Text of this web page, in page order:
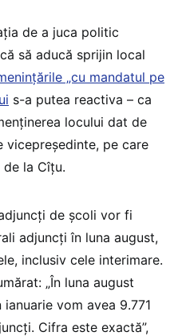
de a juca politic
să aducă sprijin local
„cu mandatul pe
s-a putea reactiva – ca
locului dat de
vicepreședinte, pe care
la Cîțu.
de școli vor fi
adjuncți în luna august,
inclusiv cele interimare.
„În luna august
vom avea 9.771
Cifra este exactă”,